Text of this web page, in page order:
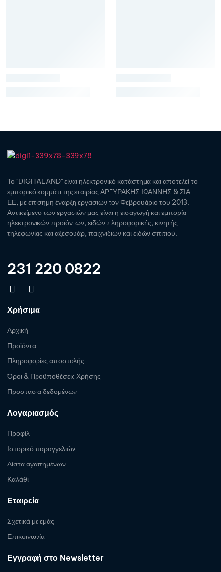
Το "DIGITALAND" είναι ηλεκτρονικό κατάστημα και αποτελεί το
εμπορικό κομμάτι της εταιρίας ΑΡΓΥΡΑΚΗΣ ΙΩΑΝΝΗΣ & ΣΙΑ
ΕΕ, με επίσημη έναρξη εργασιών τον Φεβρουάριο του 2013.
Αντικείμενο των εργασιών μας είναι η εισαγωγή και εμπορία
ηλεκτρονικών προϊόντων, ειδών πληροφορικής, κινητής
τηλεφωνίας και αξεσουάρ, παιχνιδιών και ειδών σπιτιού.
231 220 0822
Χρήσιμα
Αρχική
Προϊόντα
Πληροφορίες αποστολής
Όροι & Προϋποθέσεις Χρήσης
Προστασία δεδομένων
Λογαριασμός
Προφίλ
Ιστορικό παραγγελιών
Λίστα αγαπημένων
Καλάθι
Εταιρεία
Σχετικά με εμάς
Επικοινωνία
Εγγραφή στο Newsletter